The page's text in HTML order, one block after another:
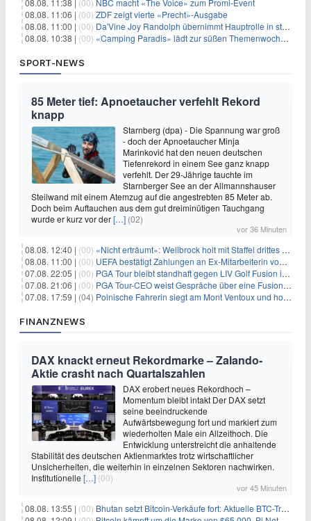
08.08. 11:38 | (00) NBC macht «The Voice» zum Promi-Event
08.08. 11:06 | (00) ZDF zeigt vierte «Precht»-Ausgabe
08.08. 11:00 | (00) Da'Vine Joy Randolph übernimmt Hauptrolle in starbesetzter schwarzer Komödie
08.08. 10:38 | (00) «Camping Paradis» lädt zur süßen Themenwoche ein
SPORT-NEWS
85 Meter tief: Apnoetaucher verfehlt Rekord
knapp
Starnberg (dpa) - Die Spannung war groß
- doch der Apnoetaucher Minja
Marinković hat den neuen deutschen
Tiefenrekord in einem See ganz knapp
verfehlt. Der 29-Jährige tauchte im
Starnberger See an der Allmannshauser
Steilwand mit einem Atemzug auf die angestrebten 85 Meter ab.
Doch beim Auftauchen aus dem gut dreiminütigen Tauchgang
wurde er kurz vor der[…] (02)
vor 36 Minuten
08.08. 12:40 | (00) «Nicht erträumt»: Wellbrock holt mit Staffel drittes EM-Gold
08.08. 11:00 | (00) UEFA bestätigt Zahlungen an Ex-Mitarbeiterin von Infantino
07.08. 22:05 | (00) PGA Tour bleibt standhaft gegen LIV Golf Fusion in einem sich wandelnden Sportumfeld
07.08. 21:06 | (00) PGA Tour-CEO weist Gespräche über eine Fusion mit LIV Golf zurück und bekräftigt die Wettbewerbslandschaft
07.08. 17:59 | (04) Polnische Fahrerin siegt am Mont Ventoux und holt Tour-Gelb
FINANZNEWS
DAX knackt erneut Rekordmarke – Zalando-
Aktie crasht nach Quartalszahlen
DAX erobert neues Rekordhoch –
Momentum bleibt intakt Der DAX setzt
seine beeindruckende
Aufwärtsbewegung fort und markiert zum
wiederholten Male ein Allzeithoch. Die
Entwicklung unterstreicht die anhaltende
Stabilität des deutschen Aktienmarktes trotz wirtschaftlicher
Unsicherheiten, die weiterhin in einzelnen Sektoren nachwirken.
Institutionelle […] (00)
vor 45 Minuten
08.08. 13:55 | (00) Bhutan setzt Bitcoin-Verkäufe fort: Aktuelle BTC-Transaktionen